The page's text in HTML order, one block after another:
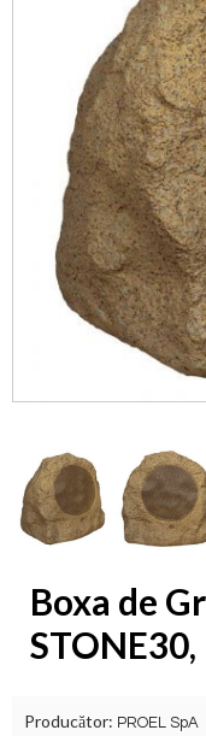
Boxa de
Producător: PROEL SpA